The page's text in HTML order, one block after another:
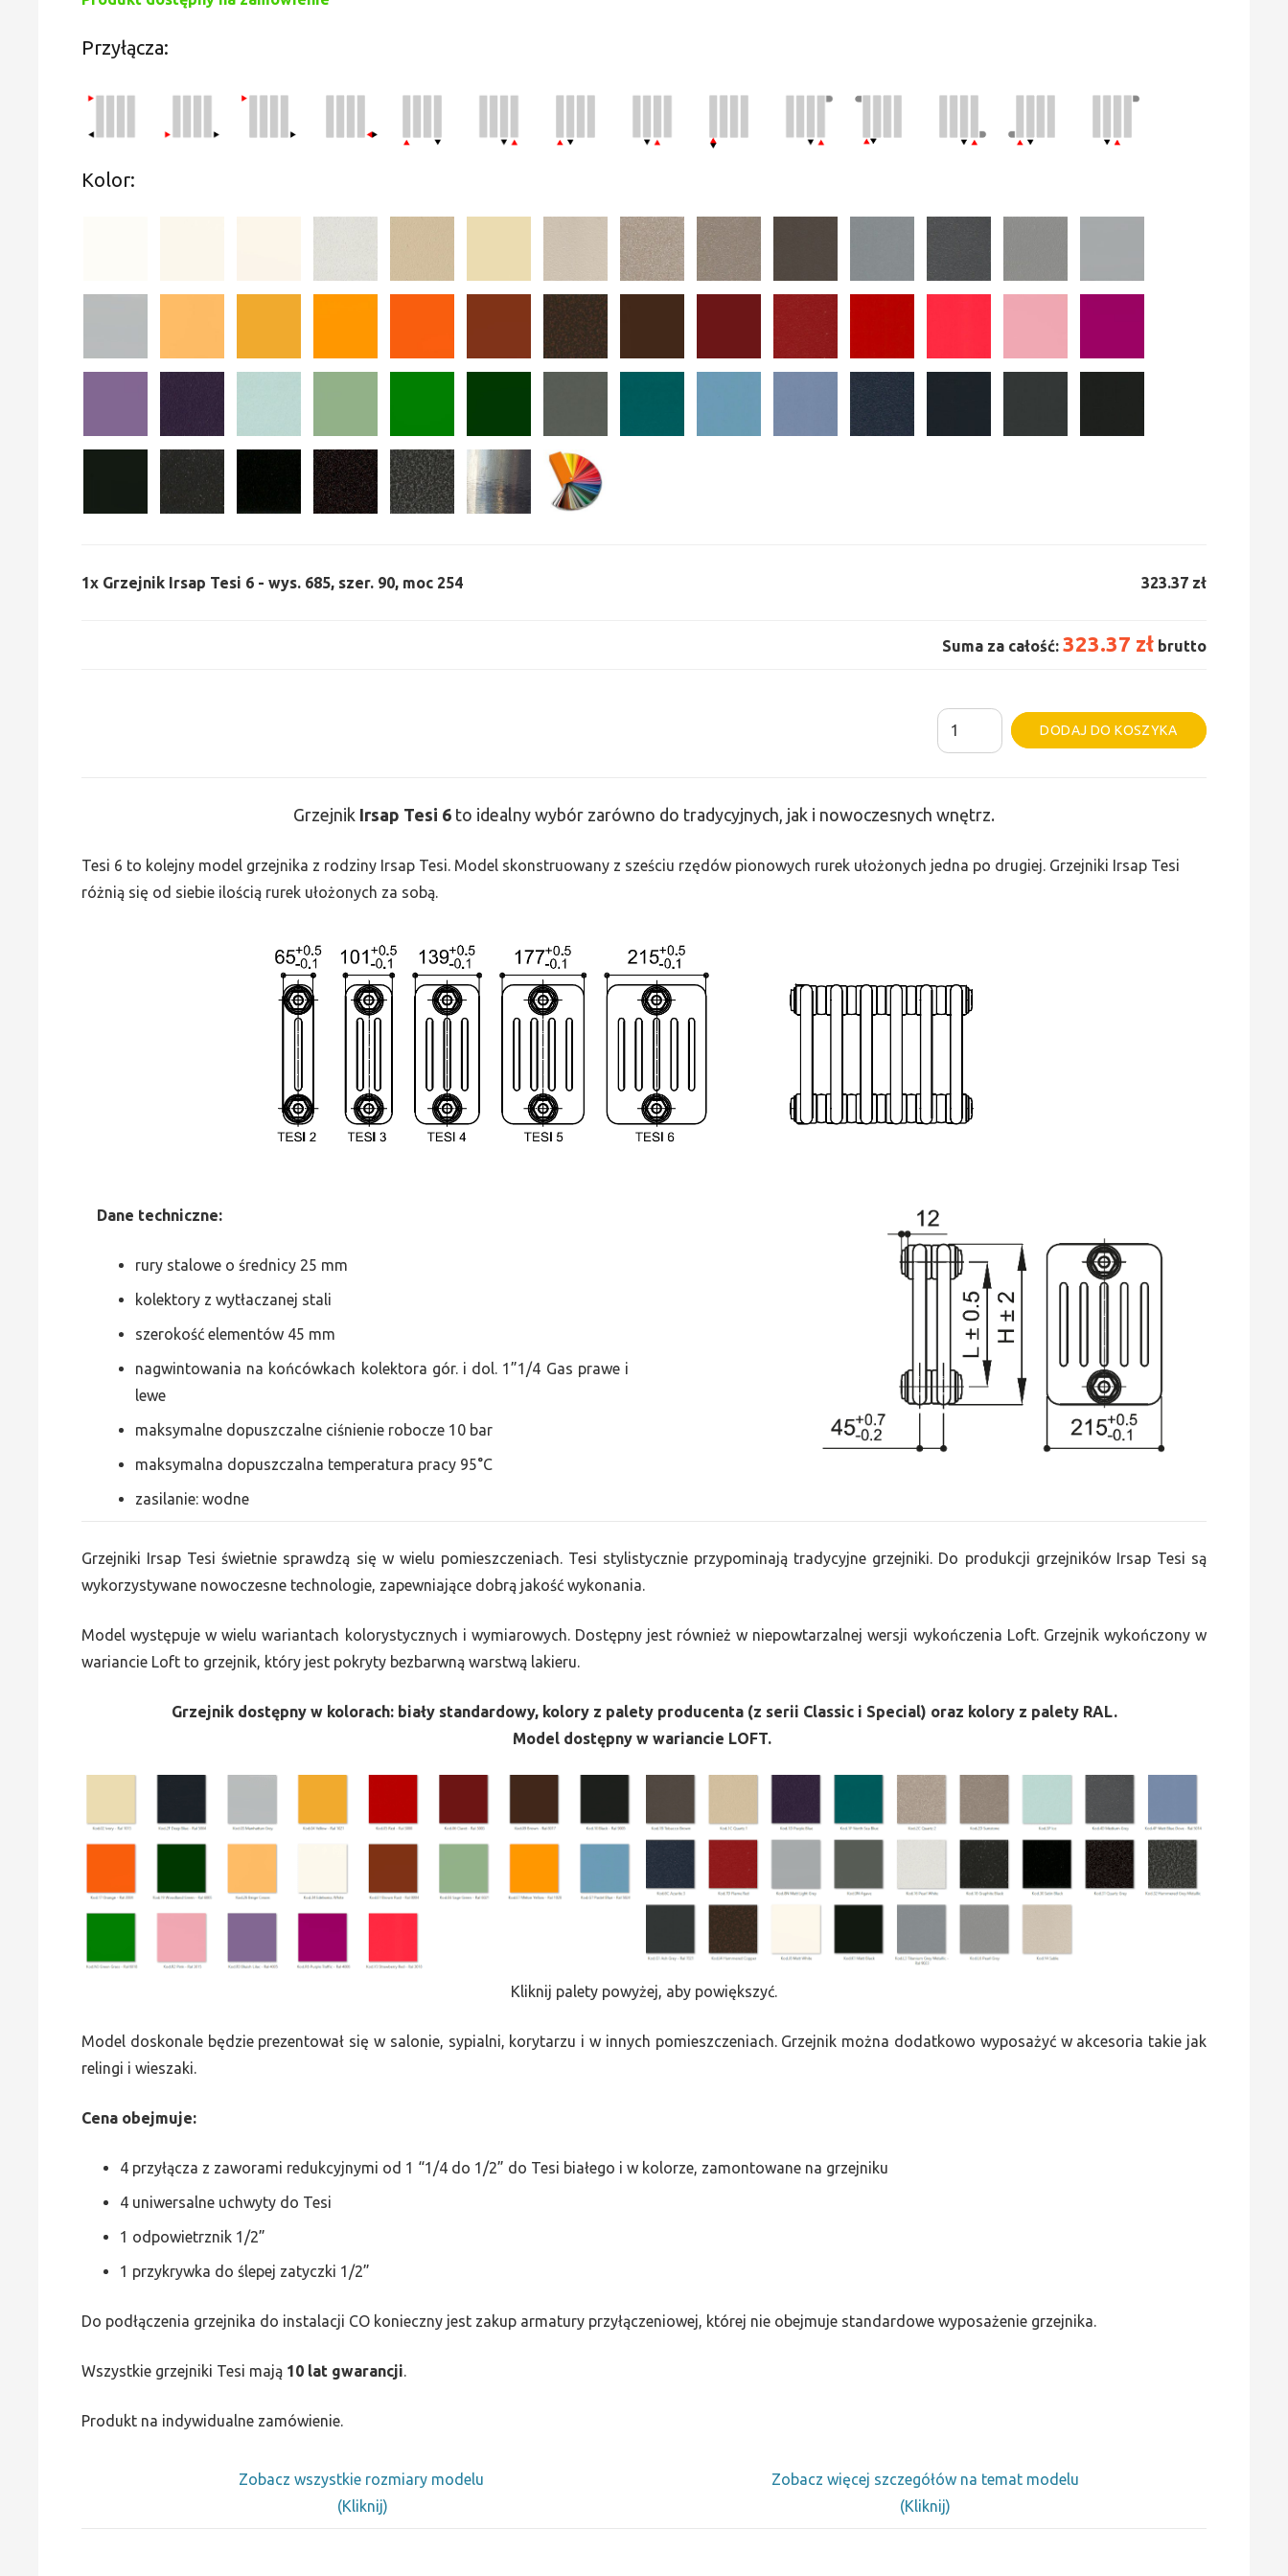
Przyłącza:
Kolor:
1x Grzejnik Irsap Tesi 6 - wys. 685, szer. 90, moc 254 323.37 zł
Suma za całość: 323.37 zł brutto
ilość
Grzejnik
moc
254
DODAJ DO KOSZYKA
Alternative:
Grzejnik Irsap Tesi 6 to idealny wybór zarówno do tradycyjnych, jak i nowoczesnych wnętrz.
Tesi 6 to kolejny model grzejnika z rodziny Irsap Tesi. Model skonstruowany z sześciu rzędów pionowych rurek ułożonych jedna po drugiej. Grzejniki Irsap Tesi
różnią się od siebie ilością rurek ułożonych za sobą.
Dane techniczne:
rury stalowe o średnicy 25 mm
kolektory z wytłaczanej stali
szerokość elementów 45 mm
nagwintowania na końcówkach kolektora gór. i dol. 1”1/4 Gas prawe i
lewe
maksymalne dopuszczalne ciśnienie robocze 10 bar
maksymalna dopuszczalna temperatura pracy 95°C
zasilanie: wodne
Grzejniki Irsap Tesi świetnie sprawdzą się w wielu pomieszczeniach. Tesi stylistycznie przypominają tradycyjne grzejniki. Do produkcji grzejników Irsap Tesi są
wykorzystywane nowoczesne technologie, zapewniające dobrą jakość wykonania.
Model występuje w wielu wariantach kolorystycznych i wymiarowych. Dostępny jest również w niepowtarzalnej wersji wykończenia Loft. Grzejnik wykończony w
wariancie Loft to grzejnik, który jest pokryty bezbarwną warstwą lakieru.
Grzejnik dostępny w kolorach: biały standardowy, kolory z palety producenta (z serii Classic i Special) oraz kolory z palety RAL.
Model dostępny w wariancie LOFT.
Kliknij palety powyżej, aby powiększyć.
Model doskonale będzie prezentował się w salonie, sypialni, korytarzu i w innych pomieszczeniach. Grzejnik można dodatkowo wyposażyć w akcesoria takie jak
relingi i wieszaki.
Cena obejmuje:
4 przyłącza z zaworami redukcyjnymi od 1 “1/4 do 1/2” do Tesi białego i w kolorze, zamontowane na grzejniku
4 uniwersalne uchwyty do Tesi
1 odpowietrznik 1/2”
1 przykrywka do ślepej zatyczki 1/2”
Do podłączenia grzejnika do instalacji CO konieczny jest zakup armatury przyłączeniowej, której nie obejmuje standardowe wyposażenie grzejnika.
Wszystkie grzejniki Tesi mają 10 lat gwarancji.
Produkt na indywidualne zamówienie.
Zobacz wszystkie rozmiary modelu
(Kliknij)
Zobacz więcej szczegółów na temat modelu
(Kliknij)